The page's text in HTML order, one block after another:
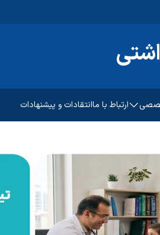
غیرواگیر
سلامت روانی،اجتماعی و اعتیاد
بهبود تغذیه جامعه
بهداشت دهان و دندان
باروری مادر
ادغام یافته دیابت
ارتباط با ماانتقادات و پیشنهادات